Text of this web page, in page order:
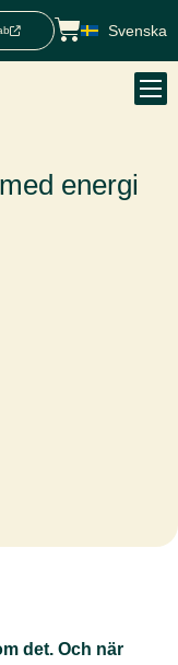
Svenska
energi
det. Och när